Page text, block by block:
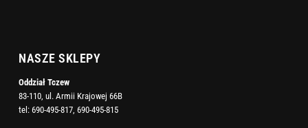
NASZE SKLEPY
Oddział Tczew
83-110, ul. Armii Krajowej 66B
tel: 690-495-817 690-495-815